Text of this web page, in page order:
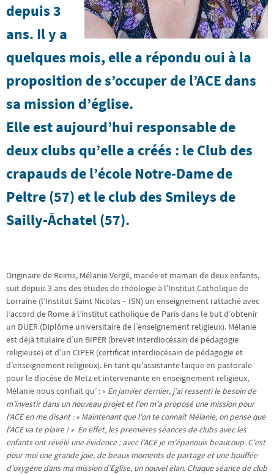
depuis 3
ans. Il y a
quelques mois, elle a répondu oui à la
proposition de s’occuper de l’ACE dans
sa mission d’église.
Elle est aujourd’hui responsable de
deux clubs qu’elle a créés : le Club des
crapauds de l’école Notre-Dame de
Peltre (57) et le club des Smileys de
Sailly-Âchatel (57).
Originaire de Reims, Mélanie Vergé, mariée et maman de deux enfants,
suit depuis 3 ans des études de théologie à l’Institut Catholique de
Lorraine (l’Institut Saint Nicolas – ISN) un enseignement rattaché avec
l’accord de Rome à l’institut catholique de Paris dans le but d’obtenir
un DUER (Diplôme universitaire de l’enseignement religieux). Mélanie
est déjà titulaire d’un BIPER (brevet interdiocésain de pédagogie
religieuse) et d’un CIPER (certificat interdiocésain de pédagogie et
d’enseignement religieux). En tant qu’assistante laïque en pastorale
pour le diocèse de Metz et intervenante en enseignement religieux,
Mélanie nous confiait qu’ : « En janvier dernier, j’ai ressenti le besoin de
m’investir dans un nouveau projet et l’on m’a proposé une mission pour
l’ACE en me disant : « Maintenant que l’on te connaît Mélanie, on pense que
l’ACE va te plaire ! » En effet, les premières séances de clubs avec les
enfants ont révélé une évidence : avec l’ACE je m’épanouis beaucoup. C’est
pour moi une grande joie, de beaux moments de partage et une bouffée
d’oxygène dans ma mission d’Eglise, un nouvel élan. Chaque séance de club